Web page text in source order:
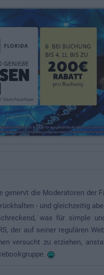
genervt die Moderatoren der
- und gleichzeitig
was für simple
der auf seiner regulären
versucht zu erziehen,